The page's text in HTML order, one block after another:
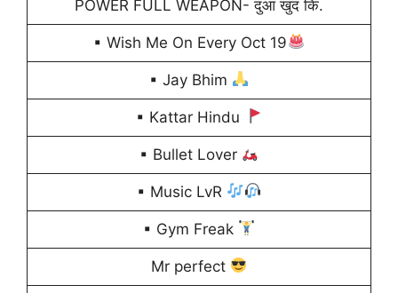
POWER FULL WEAPON- दुआ खुद कि.
▪ Wish Me On Every Oct 19
▪ Jay Bhim
▪ Kattar Hindu
▪ Bullet Lover
▪ Music LvR
▪ Gym Freak
Mr perfect